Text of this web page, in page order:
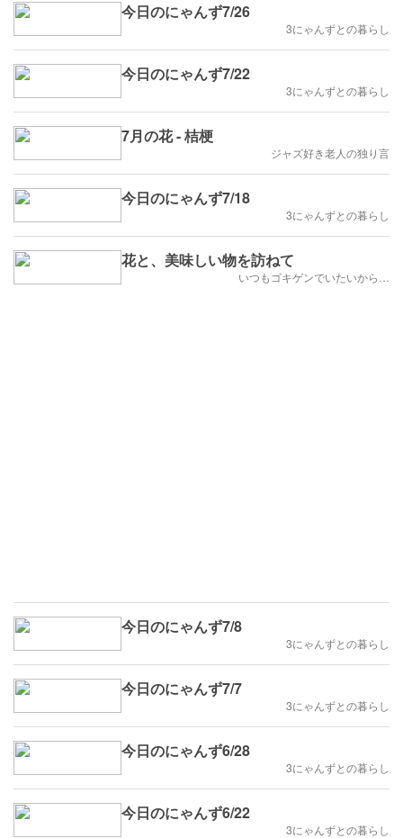
今日のにゃんず7/26
3にゃんずとの暮らし
今日のにゃんず7/22
3にゃんずとの暮らし
7月の花 - 桔梗
ジャズ好き老人の独り言
今日のにゃんず7/18
3にゃんずとの暮らし
花と、美味しい物を訪ねて
いつもゴキゲンでいたいから…
今日のにゃんず7/8
3にゃんずとの暮らし
今日のにゃんず7/7
3にゃんずとの暮らし
今日のにゃんず6/28
3にゃんずとの暮らし
今日のにゃんず6/22
3にゃんずとの暮らし